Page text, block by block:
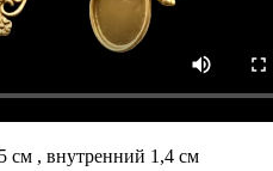
см , внутренний 1,4 см